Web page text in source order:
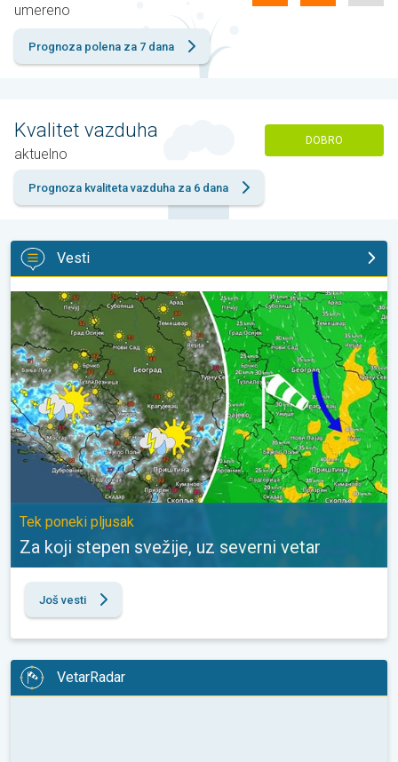
umereno
Prognoza polena za 7 dana
Kvalitet vazduha
aktuelno
DOBRO
Prognoza kvaliteta vazduha za 6 dana
Vesti
Za koji stepen svežije, uz severni vetar. Tek poneki pljusak. . .
Tek poneki pljusak
Za koji stepen svežije, uz severni vetar
Još vesti
VetarRadar